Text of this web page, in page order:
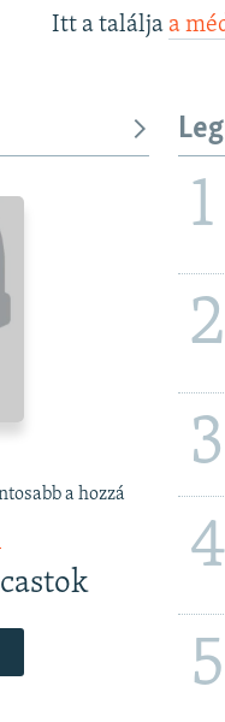
Itt a találja a
a hozzá
1
2
3
4
5